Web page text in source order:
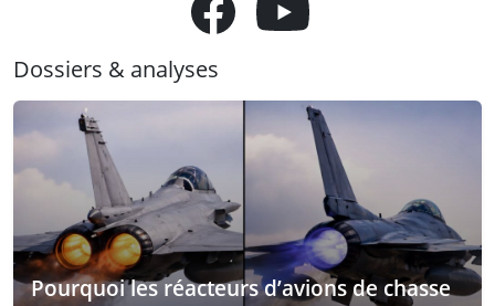
Dossiers & analyses
Pourquoi les réacteurs d’avions de chasse